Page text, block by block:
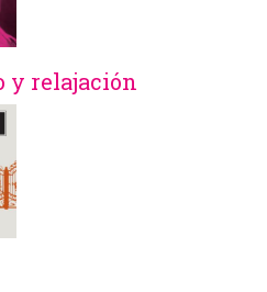
y relajación